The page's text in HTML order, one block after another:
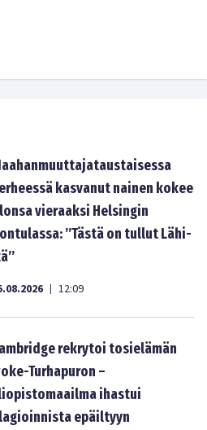
kasvanut nainen kokee
vieraaksi Helsingin
”Tästä on tullut Lähi-
| 12:09
rekrytoi tosielämän
Turhapuron –
ihastui
epäiltyyn